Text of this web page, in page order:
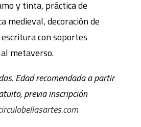
y tinta, práctica de
medieval, decoración de
con soportes
metaverso.
Edad recomendada a partir
previa inscripción